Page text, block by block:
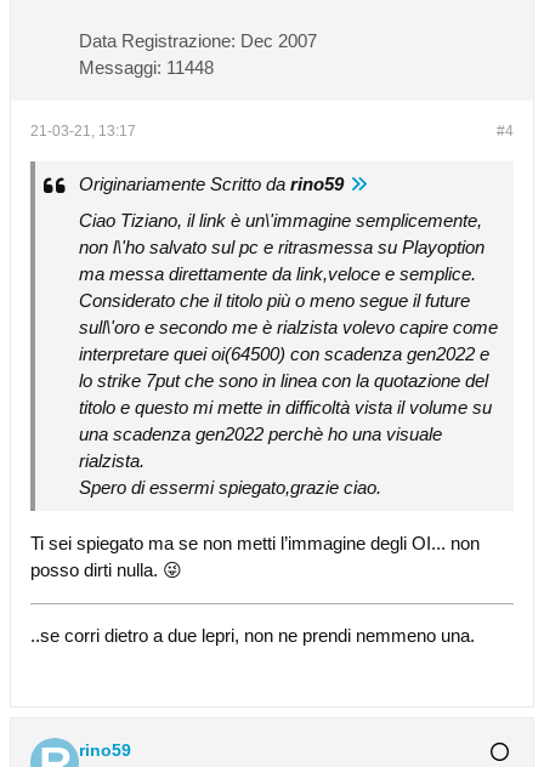
Data Registrazione: Dec 2007
Messaggi: 11448
#4
21-03-21, 13:17
Originariamente Scritto da rino59
Ciao Tiziano, il link è un\'immagine semplicemente,
non l\'ho salvato sul pc e ritrasmessa su Playoption
ma messa direttamente da link,veloce e semplice.
Considerato che il titolo più o meno segue il future
sull\'oro e secondo me è rialzista volevo capire come
interpretare quei oi(64500) con scadenza gen2022 e
lo strike 7put che sono in linea con la quotazione del
titolo e questo mi mette in difficoltà vista il volume su
una scadenza gen2022 perchè ho una visuale
rialzista.
Spero di essermi spiegato,grazie ciao.
Ti sei spiegato ma se non metti l’immagine degli OI... non
posso dirti nulla. 😜
..se corri dietro a due lepri, non ne prendi nemmeno una.
rino59